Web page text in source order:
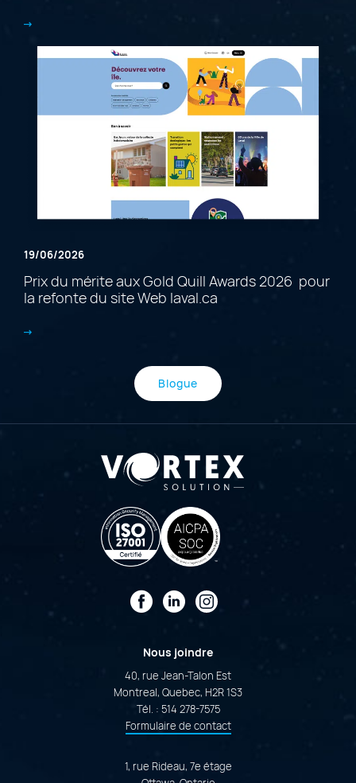
19/06/2026
Prix du mérite aux Gold Quill Awards 2026 pour
la refonte du site Web laval.ca
Blogue
FacebookLinkedIn
Instagram
Nous joindre
40, rue Jean-Talon Est
Montreal, Quebec, H2R 1S3
Tél. : 514 278-7575
Formulaire de contact
1, rue Rideau, 7e étage